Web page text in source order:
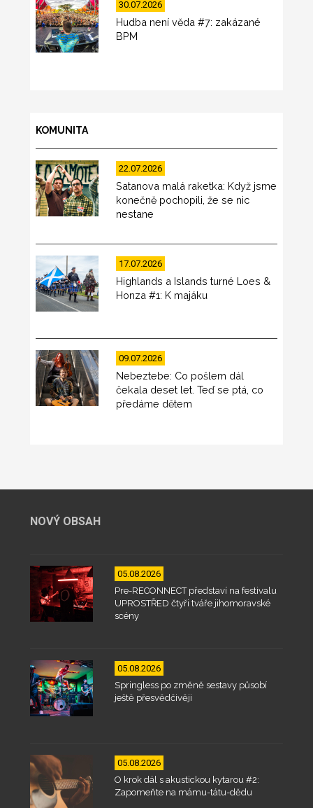
30.07.2026
Hudba není věda #7: zakázané
BPM
KOMUNITA
22.07.2026
Satanova malá raketka: Když jsme
konečně pochopili, že se nic
nestane
17.07.2026
Highlands a Islands turné Loes &
Honza #1: K majáku
09.07.2026
Nebeztebe: Co pošlem dál
čekala deset let. Teď se ptá, co
předáme dětem
NOVÝ OBSAH
05.08.2026
Pre-RECONNECT představí na festivalu
UPROSTŘED čtyři tváře jihomoravské
scény
05.08.2026
Springless po změně sestavy působí
ještě přesvědčivěji
05.08.2026
O krok dál s akustickou kytarou #2:
Zapomeňte na mámu-tátu-dědu